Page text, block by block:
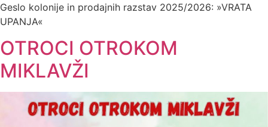
Geslo kolonije in prodajnih razstav 2025/2026: »VRATA
UPANJA«
OTROCI OTROKOM
MIKLAVŽI